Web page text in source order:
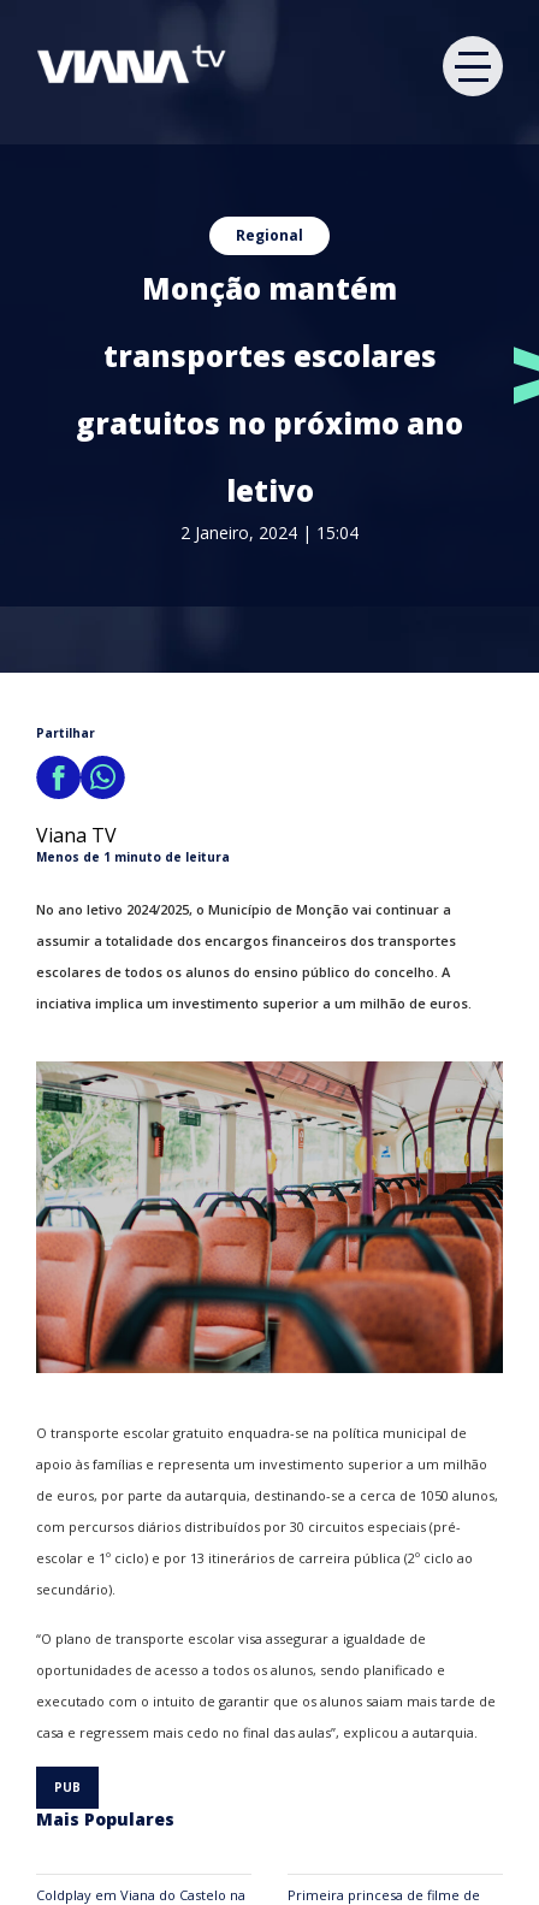
Regional
Monção mantém
transportes escolares
gratuitos no próximo ano
letivo
2 Janeiro, 2024 | 15:04
Partilhar
Viana TV
Menos de 1 minuto de leitura
No ano letivo 2024/2025, o Município de Monção vai continuar a
assumir a totalidade dos encargos financeiros dos transportes
escolares de todos os alunos do ensino público do concelho. A
inciativa implica um investimento superior a um milhão de euros.
O transporte escolar gratuito enquadra-se na política municipal de
apoio às famílias e representa um investimento superior a um milhão
de euros, por parte da autarquia, destinando-se a cerca de 1050 alunos,
com percursos diários distribuídos por 30 circuitos especiais (pré-
escolar e 1º ciclo) e por 13 itinerários de carreira pública (2º ciclo ao
secundário).
“O plano de transporte escolar visa assegurar a igualdade de
oportunidades de acesso a todos os alunos, sendo planificado e
executado com o intuito de garantir que os alunos saiam mais tarde de
casa e regressem mais cedo no final das aulas”, explicou a autarquia.
Mais Populares
Coldplay em Viana do Castelo na
Primeira princesa de filme de